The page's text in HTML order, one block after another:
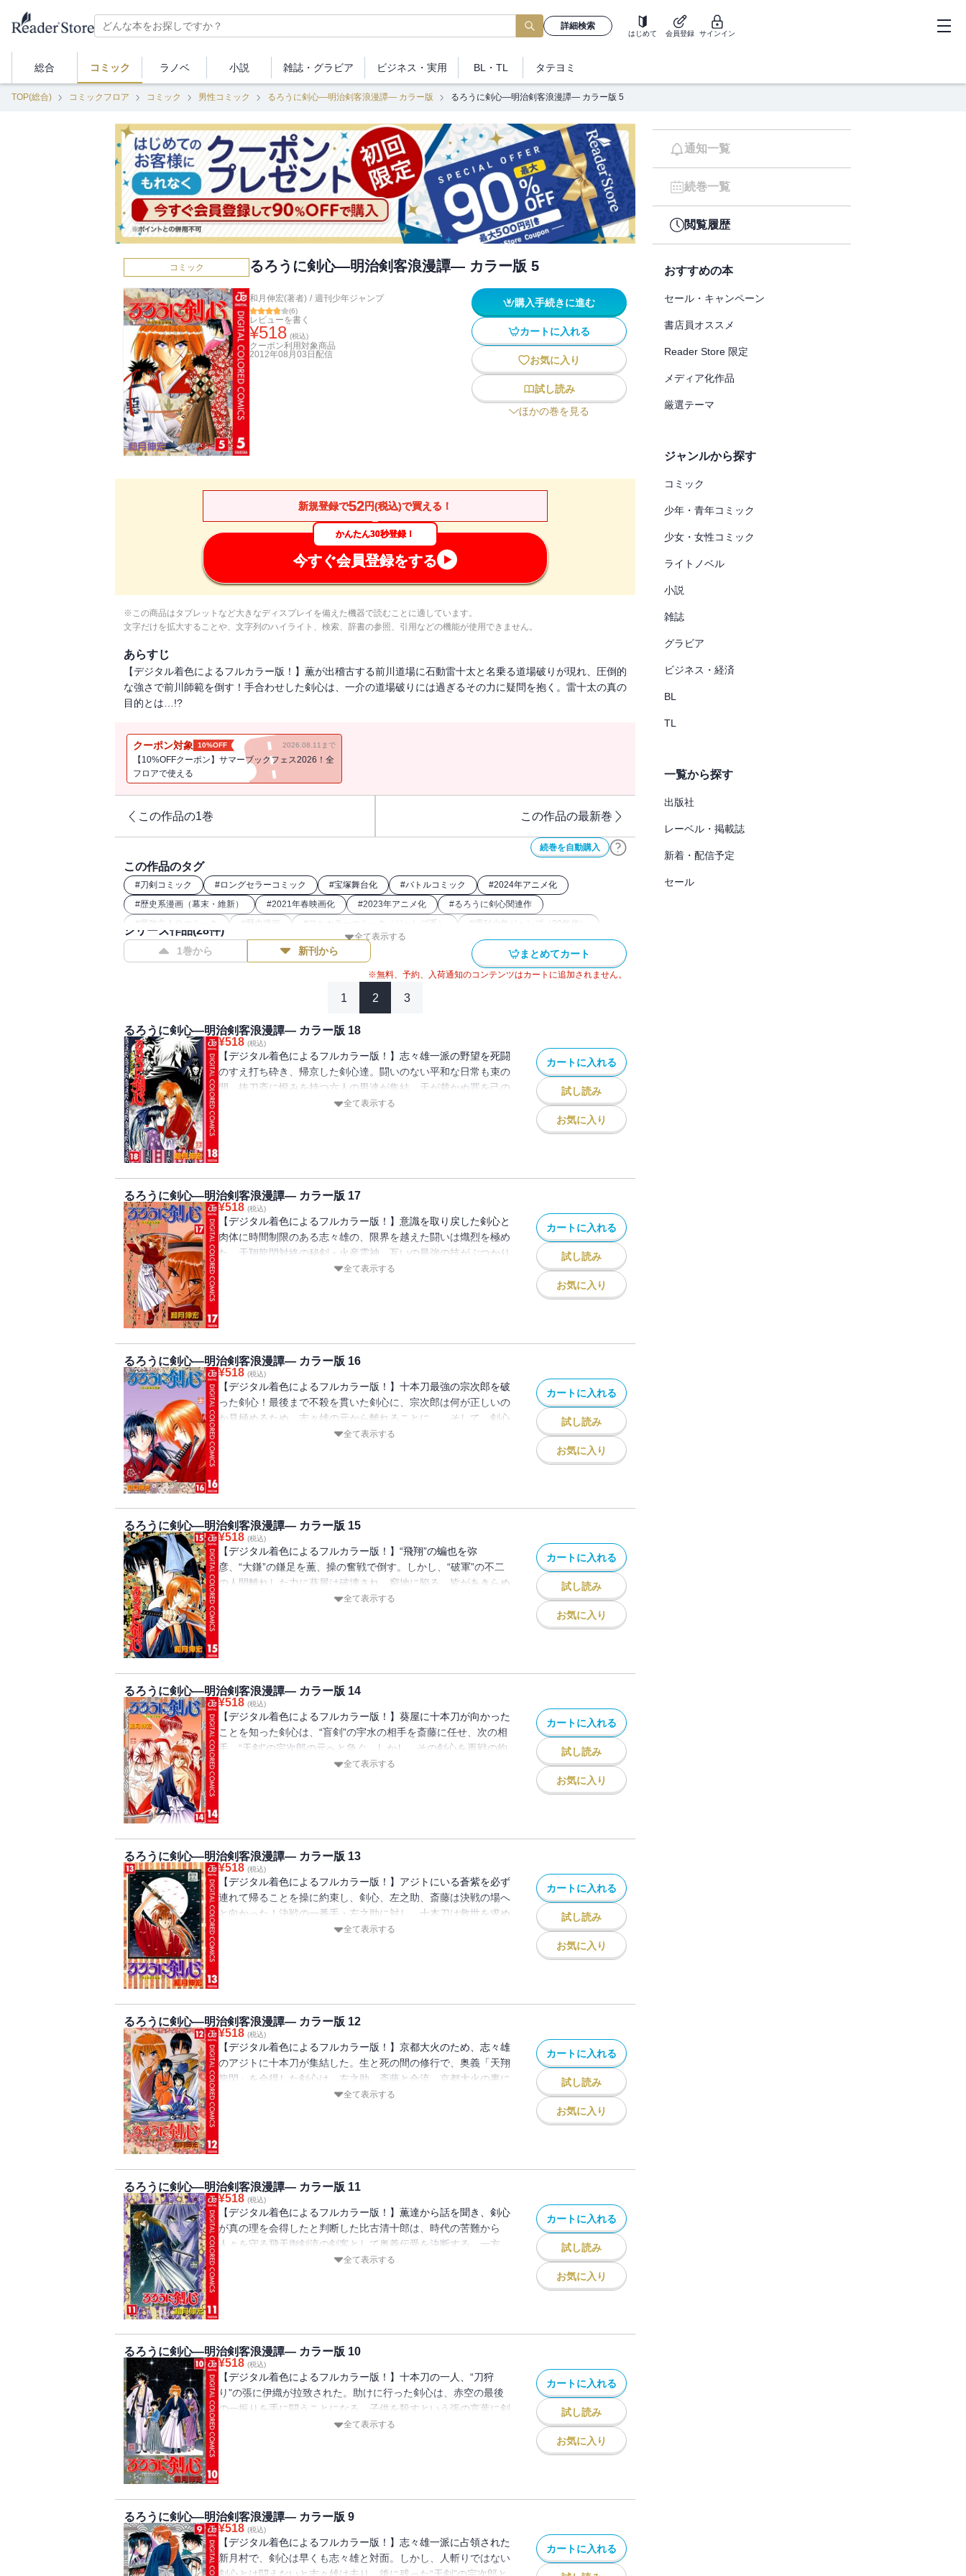
詳細検索
はじめて 会員登録 サインイン
総合 コミック ラノベ 小説 雑誌・ グラビア ビジネス ・実用 BL・TL タテヨミ
TOP(総合) コミックフロア コミック 男性コミック るろうに剣心―明治剣客浪漫譚― カラー版 るろうに剣心―明治剣客浪漫譚― カラー版 5
コミック るろうに剣心―明治剣客浪漫譚― カラー版 5
和月伸宏(著者) / 週刊少年ジャンプ
(6)
レビューを書く
¥518 (税込)
クーポン利用対象商品
2012年08月03日 配信
購入手続きに進む
カートに入れる
お気に入り
試し読み
ほかの巻を見る
新規登録で52円(税込)で買える！
かんたん30秒登録！
今すぐ会員登録をする
※この商品はタブレットなど大きなディスプレイを備えた機器で読むことに適しています。
文字だけを拡大することや、文字列のハイライト、検索、辞書の参照、引用などの機能が使用できません。
あらすじ
【デジタル着色によるフルカラー版！】薫が出稽古する前川道場に石動雷十太と名乗る道場破りが現れ、圧倒的
な強さで前川師範を倒す！手合わせした剣心は、一介の道場破りには過ぎるその力に疑問を抱く。雷十太の真の
目的とは…!?
クーポン対象 10%OFF 2026.08.11まで
【10%OFFクーポン】サマーブックフェス2026！全
フロアで使える
この作品の1巻 この作品の最新巻
続巻を自動購入
この作品のタグ
#刀剣コミック #ロングセラーコミック #宝塚舞台化 #バトルコミック #2024年アニメ化
#歴史系漫画（幕末・維新） #2021年春映画化 #2023年アニメ化 #るろうに剣心関連作
# 最強主人公コミック # 歴史漫画 # フルカラーコミック（ジャンプ系） #週刊少年ジャンプ（90年代）
#和風ファンタジー漫画
全て表示する
シリーズ作品(28件)
1巻から 新刊から まとめてカート
※無料、予約、入荷通知のコンテンツはカートに追加されません。
1 2 3
るろうに剣心―明治剣客浪漫譚― カラー版 18
¥518 (税込)
【デジタル着色によるフルカラー版！】志々雄一派の野望を死闘
のすえ打ち砕き、帰京した剣心達。闘いのない平和な日常も束の
間、抜刀斎に恨みを持つ六人の男達が集結。天が裁かぬ罪を己の
手で裁く――人誅のため、復讐を開始した!!
全て表示する
カートに入れる
試し読み
お気に入り
るろうに剣心―明治剣客浪漫譚― カラー版 17
¥518 (税込)
【デジタル着色によるフルカラー版！】意識を取り戻した剣心と
肉体に時間制限のある志々雄の、限界を越えた闘いは熾烈を極め
た。天翔龍閃対終の秘剣・火産霊神、互いの最強の技がぶつかり
あい…時代が選びし勝者は剣心か志々雄か!?
全て表示する
カートに入れる
試し読み
お気に入り
るろうに剣心―明治剣客浪漫譚― カラー版 16
¥518 (税込)
【デジタル着色によるフルカラー版！】十本刀最強の宗次郎を破
った剣心！最後まで不殺を貫いた剣心に、宗次郎は何が正しいの
か見極めるため、志々雄の元から離れることに…。そして、剣心
は志々雄のいる「大灼熱の間」にたどり着く！
全て表示する
カートに入れる
試し読み
お気に入り
るろうに剣心―明治剣客浪漫譚― カラー版 15
¥518 (税込)
【デジタル着色によるフルカラー版！】“飛翔”の蝙也を弥
彦、“大鎌”の鎌足を薫、操の奮戦で倒す。しかし、“破軍”の不二
の人間離れした力に葵屋は破壊され、窮地に陥る。皆があきらめ
かけた時、比古清十郎が助っ人に現れた…!!
全て表示する
カートに入れる
試し読み
お気に入り
るろうに剣心―明治剣客浪漫譚― カラー版 14
¥518 (税込)
【デジタル着色によるフルカラー版！】葵屋に十本刀が向かった
ことを知った剣心は、“盲剣”の宇水の相手を斎藤に任せ、次の相
手、“天剣”の宗次郎の元へと急ぐ。しかし、その剣心を再戦の約
束を果たすため、蒼紫が待ち受けていた！
全て表示する
カートに入れる
試し読み
お気に入り
るろうに剣心―明治剣客浪漫譚― カラー版 13
¥518 (税込)
【デジタル着色によるフルカラー版！】アジトにいる蒼紫を必ず
連れて帰ることを操に約束し、剣心、左之助、斎藤は決戦の場へ
と向かった！決戦の一番手・左之助に対し、十本刀は救世を求め
る“明王”の安慈…因縁の対決が始まった!!
全て表示する
カートに入れる
試し読み
お気に入り
るろうに剣心―明治剣客浪漫譚― カラー版 12
¥518 (税込)
【デジタル着色によるフルカラー版！】京都大火のため、志々雄
のアジトに十本刀が集結した。生と死の間の修行で、奥義「天翔
龍閃」を会得した剣心は、左之助、斎藤と合流。京都大火の裏に
隠された志々雄のもう一つの狙いに気づく！
全て表示する
カートに入れる
試し読み
お気に入り
るろうに剣心―明治剣客浪漫譚― カラー版 11
¥518 (税込)
【デジタル着色によるフルカラー版！】薫達から話を聞き、剣心
が真の理を会得したと判断した比古清十郎は、時代の苦難から
人々を守る飛天御剣流の剣客として奥義伝受を決断する。一方、
志々雄一派に身を寄せた蒼紫に翁は闘いを挑む！
全て表示する
カートに入れる
試し読み
お気に入り
るろうに剣心―明治剣客浪漫譚― カラー版 10
¥518 (税込)
【デジタル着色によるフルカラー版！】十本刀の一人、“刀狩
り”の張に伊織が拉致された。助けに行った剣心は、赤空の最後
の一振りを手に闘うことになる。子供を殺すという張の言葉に剣
心は不殺の誓いを破り、ついに抜刀するが…!?
全て表示する
カートに入れる
試し読み
お気に入り
るろうに剣心―明治剣客浪漫譚― カラー版 9
¥518 (税込)
【デジタル着色によるフルカラー版！】志々雄一派に占領された
新月村で、剣心は早くも志々雄と対面。しかし、人斬りではない
カートに入れる
通知一覧
続巻一覧
閲覧履歴
おすすめの本
セール・キャンペーン
書店員オススメ
Reader Store 限定
メディア化作品
厳選テーマ
ジャンルから探す
コミック
少年・青年コミック
少女・女性コミック
ライトノベル
小説
雑誌
グラビア
ビジネス・経済
BL
TL
一覧から探す
出版社
レーベル・掲載誌
新着・配信予定
セール